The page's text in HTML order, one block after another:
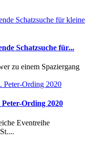
Schatzsuche für...
zu einem Spaziergang
Ording 2020
Eventreihe